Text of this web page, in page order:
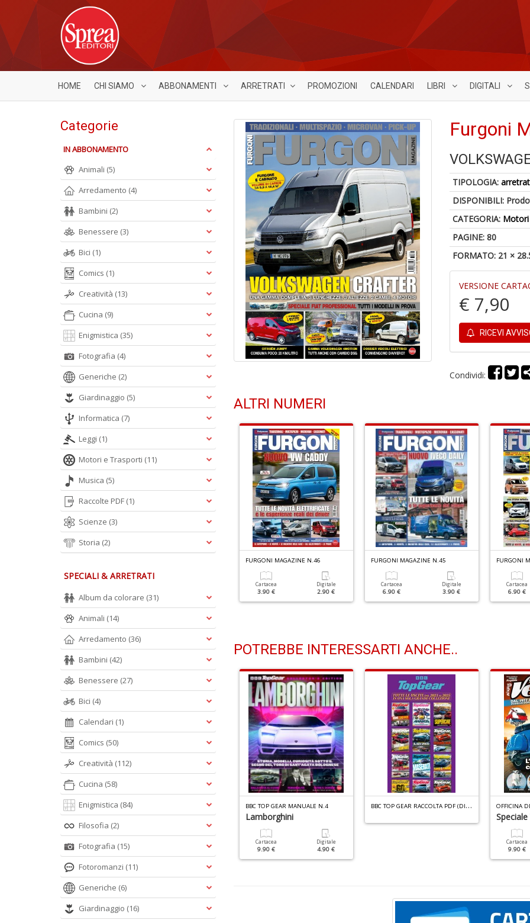
HOME CHI SIAMO ABBONAMENTI ARRETRATI PROMOZIONI CALENDARI LIBRI DIGITALI
Furgoni
TIPOLOGIA:
DISPONIBILI:
CATEGORIA:
PAGINE: 80
FORMATO: 21 ×
VERSIONE
€ 7,90
RICEVI
Condividi:
ALTRI NUMERI
Digitale
3.00 €
Iveco Daily Bluepower
Cartacea
7.90 €
Digitale
FURGONI MAGAZINE N.46
Cartacea
3.90 €
Digitale
2.90 €
FURGONI MAGAZINE N.45
Cartacea
6.90 €
Digitale
3.90 €
FURGONI
Cartacea
6.90 €
POTREBBE INTERESSARTI ANCHE..
PORSCHE N.1
911 Introvabili
4.90 €
ROADBOOK SPECIALE N.5
Itinerari In Moto
4.90 €
BBC TOP GEAR MANUALE N.4
Lamborghini
Cartacea
9.90 €
Digitale
4.90 €
B
BC TOP GEAR RACCOLTA PDF (DIGITALE) N.1
Speciale
Cartacea
9.90 €
Categorie
IN ABBONAMENTO
Animali (5)
Arredamento (4)
Bambini (2)
Benessere (3)
Bici (1)
Comics (1)
Creatività (13)
Cucina (9)
Enigmistica (35)
Fotografia (4)
Generiche (2)
Giardinaggio (5)
Informatica (7)
Leggi (1)
Motori e Trasporti (11)
Musica (5)
Raccolte PDF (1)
Scienze (3)
Storia (2)
SPECIALI & ARRETRATI
Album da colorare (31)
Animali (14)
Arredamento (36)
Bambini (42)
Benessere (27)
Bici (4)
Calendari (1)
Comics (50)
Creatività (112)
Cucina (58)
Enigmistica (84)
Filosofia (2)
Fotografia (15)
Fotoromanzi (11)
Generiche (6)
Giardinaggio (16)